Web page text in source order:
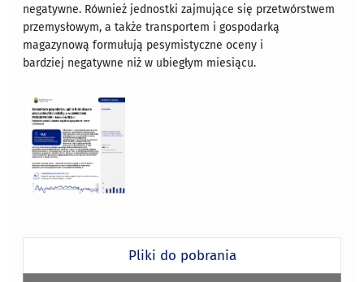
negatywne. Również jednostki zajmujące się przetwórstwem
przemysłowym, a także transportem i gospodarką
magazynową formułują pesymistyczne oceny i
bardziej negatywne niż w ubiegłym miesiącu.
Pliki do pobrania